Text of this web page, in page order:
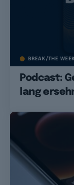
BREAK/THE
Podcast:
lang